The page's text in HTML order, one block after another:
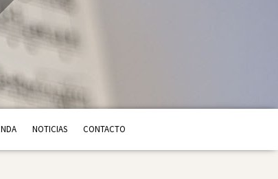
NOTICIAS CONTACTO